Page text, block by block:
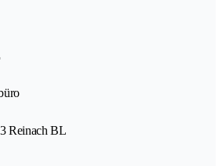
Reinach BL